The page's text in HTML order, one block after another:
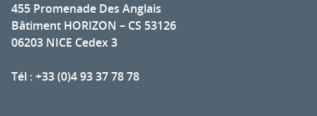
455 Promenade Des Anglais
Bâtiment HORIZON – CS 53126
06203 NICE Cedex 3
Tél : +33 (0)4 93 37 78 78